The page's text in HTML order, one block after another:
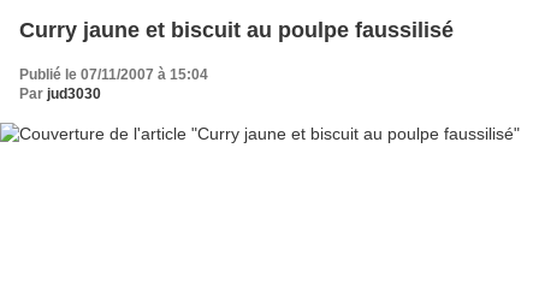
Curry jaune et biscuit au poulpe faussilisé
Publié le 07/11/2007 à 15:04
Par jud3030